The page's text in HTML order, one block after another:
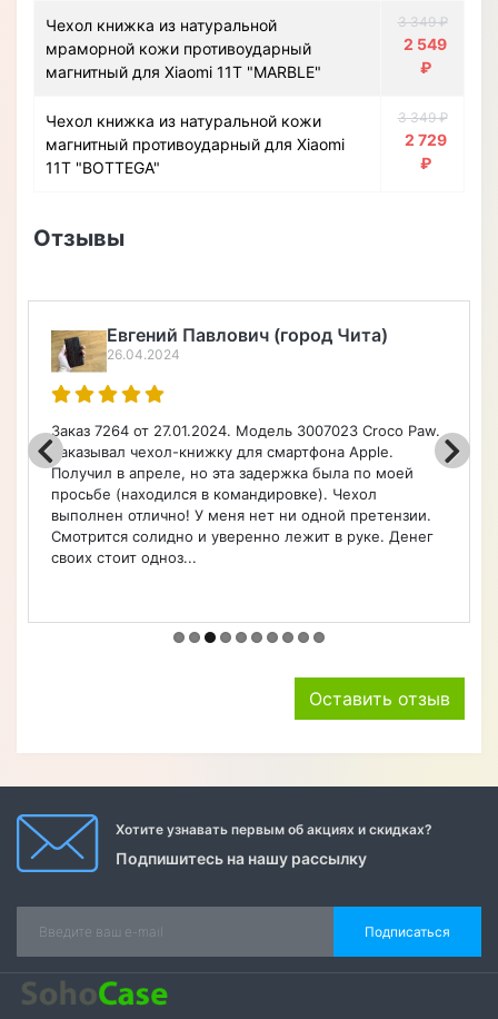
Чехол книжка из натуральной
мраморной кожи противоударный
магнитный для Xiaomi 11T "MARBLE"
3 349 ₽
2 549
₽
Чехол книжка из натуральной кожи
магнитный противоударный для Xiaomi
11T "BOTTEGA"
3 349 ₽
2 729
₽
Отзывы
Евгений Павлович (город Чита)
26.04.2024
Заказ 7264 от 27.01.2024. Модель 3007023 Croco Paw.
Заказывал чехол-книжку для смартфона Apple.
Получил в апреле, но эта задержка была по моей
просьбе (находился в командировке). Чехол
выполнен отлично! У меня нет ни одной претензии.
Смотрится солидно и уверенно лежит в руке. Денег
своих стоит одноз...
Оставить отзыв
Хотите узнавать первым об акциях и скидках?
Подпишитесь на нашу рассылку
Подписаться